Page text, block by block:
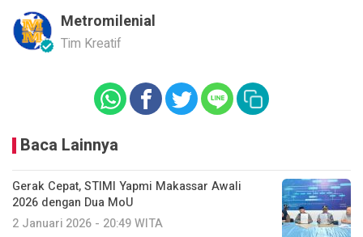
Metromilenial
Tim Kreatif
Baca Lainnya
Gerak Cepat, STIMI Yapmi Makassar Awali
2026 dengan Dua MoU
2 Januari 2026 - 20:49 WITA